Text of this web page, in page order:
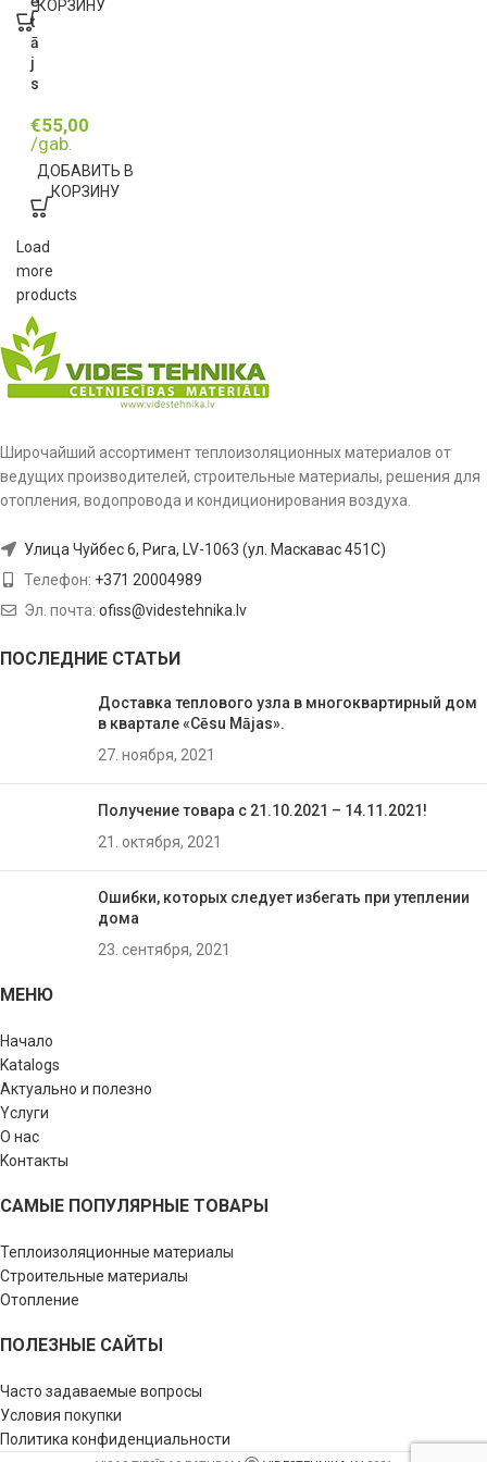
КОРЗИНУ
t
ā
j
s
€55,00
/gab.
ДОБАВИТЬ В
КОРЗИНУ
Load
more
products
Широчайший ассортимент теплоизоляционных материалов от
ведущих производителей, строительные материалы, решения для
отопления, водопровода и кондиционирования воздуха.
Улица Чуйбес 6, Рига, LV-1063 (ул. Маскавас 451C)
Телефон: +371 20004989
Эл. почта: ofiss@videstehnika.lv
ПОСЛЕДНИЕ СТАТЬИ
Доставка теплового узла в многоквартирный дом
в квартале «Cēsu Mājas».
27. ноября, 2021
Получение товара с 21.10.2021 – 14.11.2021!
21. октября, 2021
Ошибки, которых следует избегать при утеплении
домa
23. сентября, 2021
МЕНЮ
Начало
Katalogs
Актуально и полезно
Yслуги
О нас
Kонтакты
САМЫЕ ПОПУЛЯРНЫЕ ТОВАРЫ
Теплоизоляционные материалы
Строительные материалы
Отопление
ПОЛЕЗНЫЕ САЙТЫ
Часто задаваемые вопросы
Условия покупки
Политика конфиденциальности